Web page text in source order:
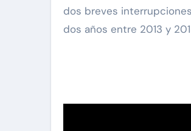
dos breves
dos años entre 2013 y